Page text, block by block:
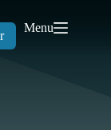
Menu